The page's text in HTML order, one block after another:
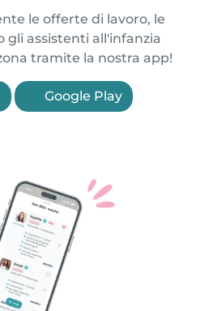
le offerte di lavoro, le
gli assistenti all'infanzia
tramite la nostra app!
Google Play